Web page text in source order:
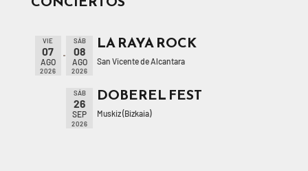
VIE
07
AGO
2026
SÁB
08
AGO
2026
LA RAYA ROCK
San Vicente de Alcantara
SÁB
26
SEP
2026
DOBEREL FEST
Muskiz (Bizkaia)